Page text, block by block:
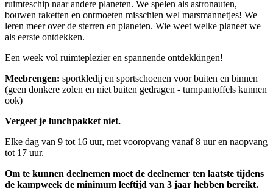
ruimteschip naar andere planeten. We spelen als astronauten,
bouwen raketten en ontmoeten misschien wel marsmannetjes! We
leren meer over de sterren en planeten. Wie weet welke planeet we
als eerste ontdekken.
Een week vol ruimteplezier en spannende ontdekkingen!
Meebrengen: sportkledij en sportschoenen voor buiten en binnen
(geen donkere zolen en niet buiten gedragen - turnpantoffels kunnen
ook)
Vergeet je lunchpakket niet.
Elke dag van 9 tot 16 uur, met vooropvang vanaf 8 uur en naopvang
tot 17 uur.
Om te kunnen deelnemen moet de deelnemer ten laatste tijdens
de kampweek de minimum leeftijd van 3 jaar hebben bereikt.